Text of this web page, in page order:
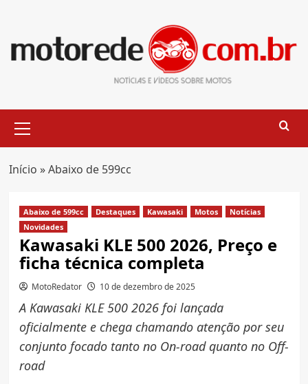
content
Menu
Início »Abaixo de 599cc
Abaixo de 599cc Destaques Kawasaki Motos
Notícias
Novidades
Kawasaki KLE 500 2026, Preço e
ficha técnica completa
MotoRedator 10 de dezembro de 2025
A Kawasaki KLE 500 2026 foi lançada
oficialmente e chega chamando atenção por seu
conjunto focado tanto no On-road quanto no Off-
road